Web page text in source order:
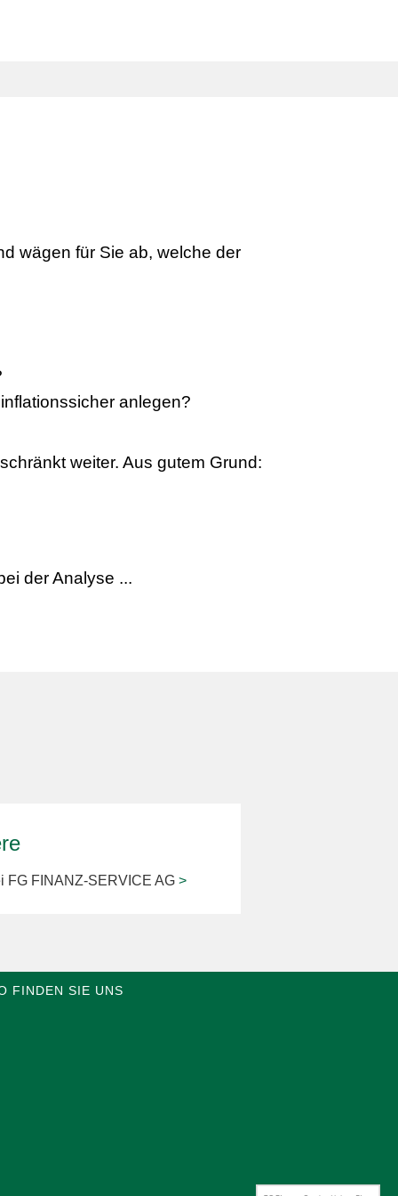
wägen für Sie ab, welche der
anlegen?
weiter. Aus gutem Grund:
der Analyse ...
FG FINANZ-SERVICE AG >
FINDEN SIE UNS